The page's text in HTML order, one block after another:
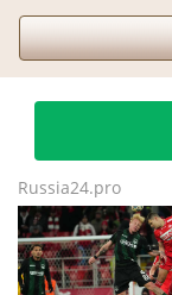
Russia24.pro